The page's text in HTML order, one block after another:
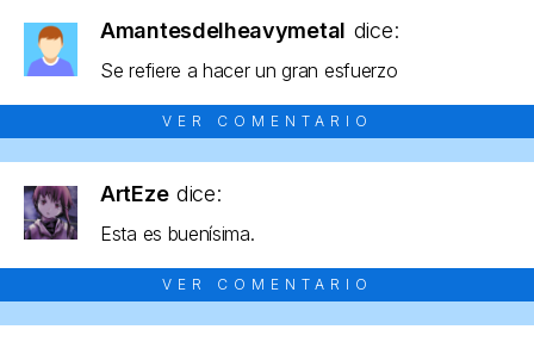
Amantesdelheavymetal dice:
Se refiere a hacer un gran esfuerzo
VER COMENTARIO
ArtEze dice:
Esta es buenísima.
VER COMENTARIO